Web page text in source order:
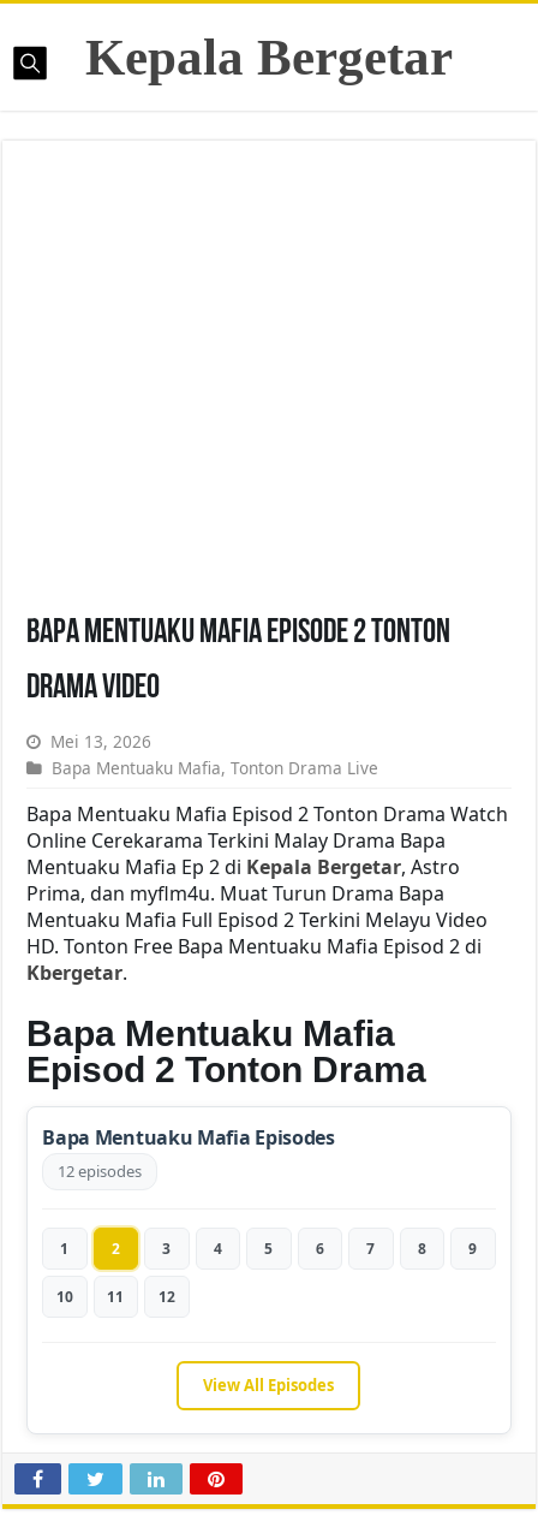
Kepala Bergetar
Bapa Mentuaku Mafia Episode 2 Tonton
Drama Video
Mei 13, 2026
Bapa Mentuaku Mafia,Tonton Drama Live
Bapa Mentuaku Mafia Episod 2 Tonton Drama Watch
Online Cerekarama Terkini Malay Drama Bapa
Mentuaku Mafia Ep 2 di Kepala Bergetar, Astro
Prima, dan myflm4u. Muat Turun Drama Bapa
Mentuaku Mafia Full Episod 2 Terkini Melayu Video
HD. Tonton Free Bapa Mentuaku Mafia Episod 2 di
Kbergetar.
Bapa Mentuaku Mafia
Episod 2 Tonton Drama
Bapa Mentuaku Mafia Episodes
12 episodes
1 2 3 4 5 6 7 8 9
10 11 12
View All Episodes